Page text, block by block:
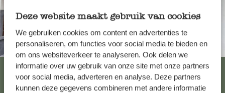
Deze website maakt gebruik van cookies
We gebruiken cookies om content en advertenties te
personaliseren, om functies voor social media te bieden en
om ons websiteverkeer te analyseren. Ook delen we
informatie over uw gebruik van onze site met onze partners
voor social media, adverteren en analyse. Deze partners
kunnen deze gegevens combineren met andere informatie
Altijd in de buurt
Bekijk alle 62 winkels